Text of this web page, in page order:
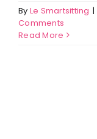
By Le Smartsitting |
Comments
Read More